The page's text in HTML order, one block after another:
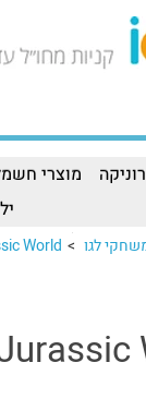
מוצרי
לגו >
World